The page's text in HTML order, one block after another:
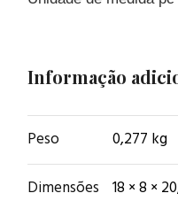
Informação
Peso 0,277 kg
Dimensões 18 × 8 ×